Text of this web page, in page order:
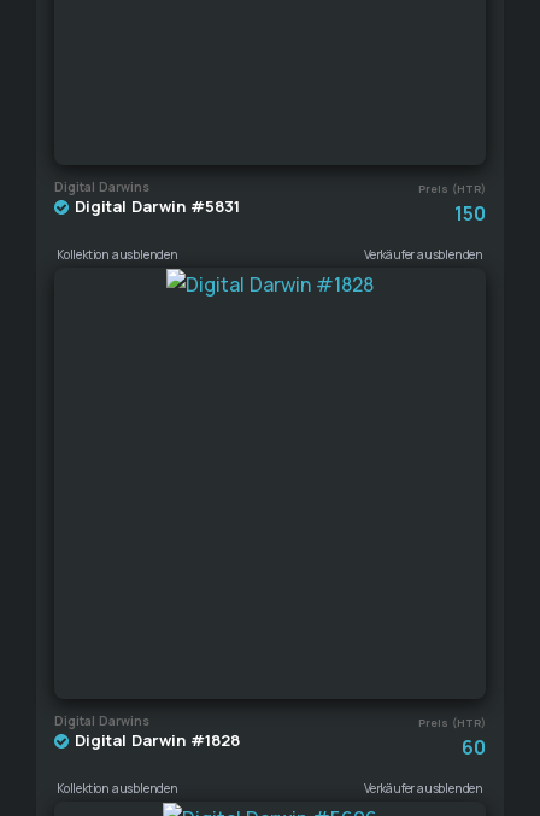
Digital Darwins Preis (HTR)
Digital Darwin #5831 150
Kollektion ausblenden Verkäufer ausblenden
Digital Darwins Preis (HTR)
Digital Darwin #1828 60
Kollektion ausblenden Verkäufer ausblenden